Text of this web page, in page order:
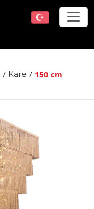
/ Kare / 150 cm